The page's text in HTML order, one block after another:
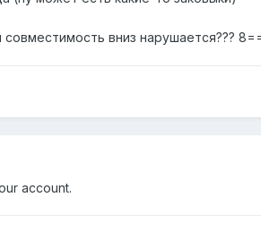
вниз нарушается???
account.